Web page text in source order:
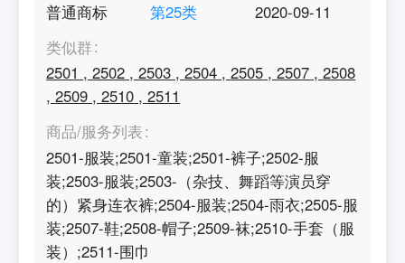
普通商标
第25类
2020-09-11
类似群
2501 ,2502 ,2503 ,2504 ,2505 ,2507 ,2508
,2509 ,2510 ,2511
商品/服务列表
2501-服装;2501-童装;2501-裤子;2502-服
装;2503-服装;2503-（杂技、舞蹈等演员穿
的）紧身连衣裤;2504-服装;2504-雨衣;2505-服
装;2507-鞋;2508-帽子;2509-袜;2510-手套（服
装）;2511-围巾